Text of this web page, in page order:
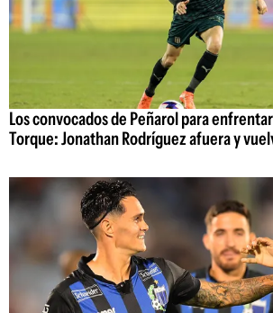
Los convocados de Peñarol para
Torque: Jonathan Rodríguez afuera y